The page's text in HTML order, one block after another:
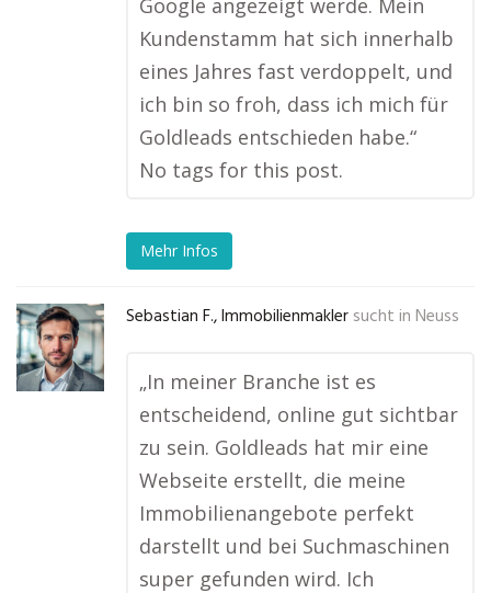
Google angezeigt werde. Mein
Kundenstamm hat sich innerhalb
eines Jahres fast verdoppelt, und
ich bin so froh, dass ich mich für
Goldleads entschieden habe.“
No tags for this post.
Mehr Infos
Sebastian F., Immobilienmakler sucht in Neuss
„In meiner Branche ist es
entscheidend, online gut sichtbar
zu sein. Goldleads hat mir eine
Webseite erstellt, die meine
Immobilienangebote perfekt
darstellt und bei Suchmaschinen
super gefunden wird. Ich